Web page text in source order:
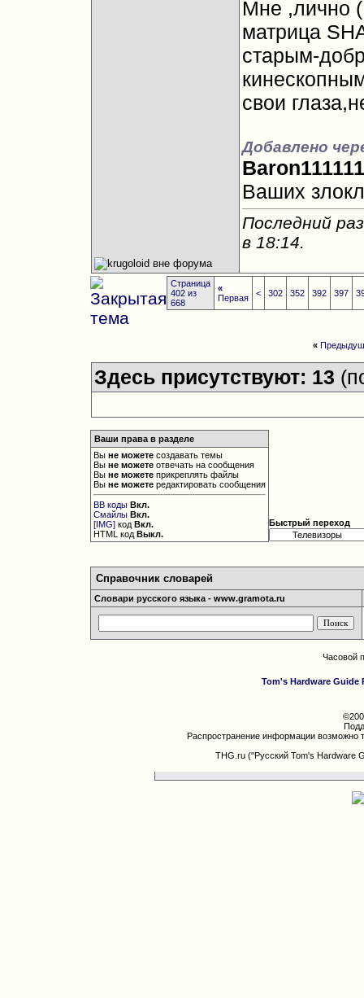
Мне ,лично
матрица
старым-
свои
Добавлено
Baron111111
Ваших
Последний
в 18:14.
Страница
402 из
668
«
Первая
< 302 352 392 397
«
Здесь присутствуют: 13
Ваши права в разделе
Выне можете создавать темы
Выне можете отвечать на сообщения
Выне можете прикреплять файлы
Выне можете редактировать сообщения
BB коды Вкл.
Смайлы Вкл.
[IMG] кодВкл.
HTML кодВыкл.
Быстрый переход
Справочник словарей
Словари русского языка - www.gramota.ru
Часовой
Tom's Hardware Guide
Распространение информации возможно
THG.ru ("Русский Tom's Hardware